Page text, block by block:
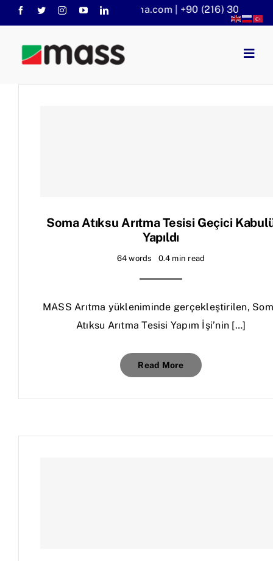
Skip
to
content
info@massaritma.com | +90 (216) 301 1140
Anasayfa
Soma Atıksu Arıtma Tesisi Geçici
Yapıldı
64 words 0.4 min read
MASS Arıtma yükleniminde gerçekleştirilen,
Atıksu Arıtma Tesisi Yapım İşi’nin […]
Read More